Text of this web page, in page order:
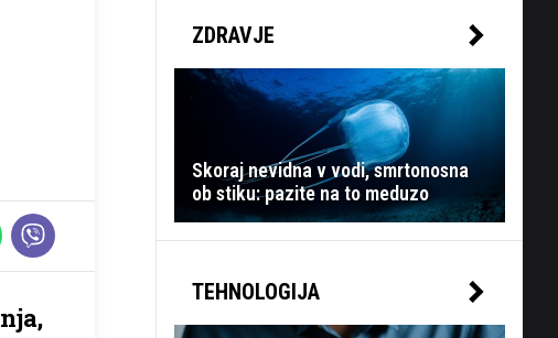
ZDRAVJE
Skoraj nevidna v vodi, smrtonosna
ob stiku: pazite na to meduzo
TEHNOLOGIJA